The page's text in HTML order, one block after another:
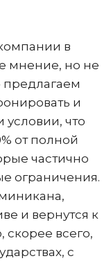
в
мнение, но не
предлагаем
и
условии, что
от полной
частично
ограничения.
и вернутся к
всего,
с